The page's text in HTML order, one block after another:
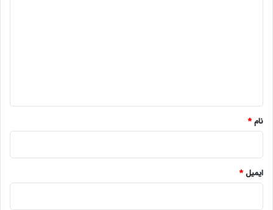
نام*
ایمیل*